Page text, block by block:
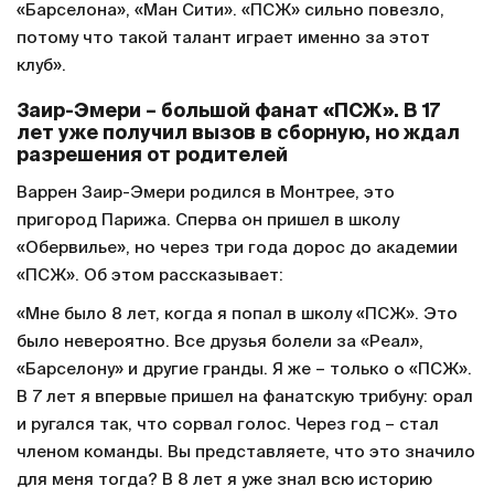
«Барселона», «Ман Сити». «ПСЖ» сильно повезло,
потому что такой талант играет именно за этот
клуб».
Заир-Эмери – большой фанат «ПСЖ». В 17
лет уже получил вызов в сборную, но ждал
разрешения от родителей
Варрен Заир-Эмери родился в Монтрее, это
пригород Парижа. Сперва он пришел в школу
«Обервилье», но через три года дорос до академии
«ПСЖ». Об этом рассказывает:
«Мне было 8 лет, когда я попал в школу «ПСЖ». Это
было невероятно. Все друзья болели за «Реал»,
«Барселону» и другие гранды. Я же – только о «ПСЖ».
В 7 лет я впервые пришел на фанатскую трибуну: орал
и ругался так, что сорвал голос. Через год – стал
членом команды. Вы представляете, что это значило
для меня тогда? В 8 лет я уже знал всю историю